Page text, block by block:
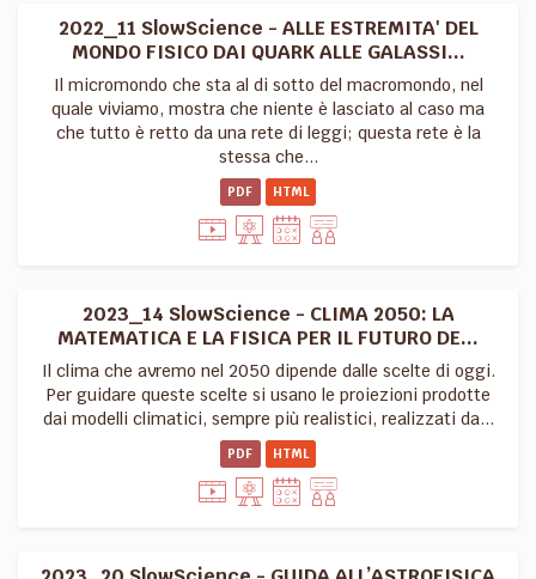
2022_11 SlowScience - ALLE ESTREMITA' DEL
MONDO FISICO DAI QUARK ALLE GALASSI...
Il micromondo che sta al di sotto del macromondo, nel
quale viviamo, mostra che niente è lasciato al caso ma
che tutto è retto da una rete di leggi; questa rete è la
stessa che...
PDF HTML
2023_14 SlowScience - CLIMA 2050: LA
MATEMATICA E LA FISICA PER IL FUTURO DE...
Il clima che avremo nel 2050 dipende dalle scelte di oggi.
Per guidare queste scelte si usano le proiezioni prodotte
dai modelli climatici, sempre più realistici, realizzati da...
PDF HTML